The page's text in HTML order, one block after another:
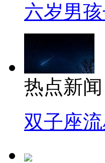
六岁男
热点新闻
双子座